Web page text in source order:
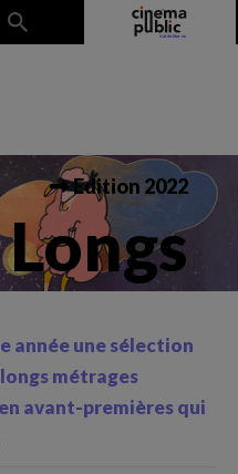
Edition 2022
Longs
en
année une sélection
métrages
avant-premières qui